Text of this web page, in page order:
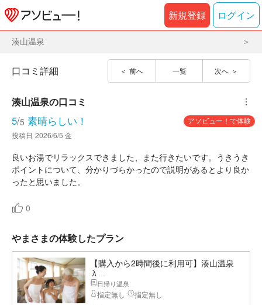
新規登録 ログイン
湊山温泉
前へ 一覧 次へ
口コミ詳細
湊山温泉の口コミ ︙
5/5 素晴らしい！
アソビュー！で体験
投稿日 2026/6/5 金
良いお湯でリラックスできました、また行きたいです。うきうき
ポイントについて、分かりづらかったので説明があるとより良か
ったと思いました。
0
やまさまの体験したプラン
【購入から2時間後に利用可】湊山温泉
入...
日帰り温泉
指定無し 指定無し